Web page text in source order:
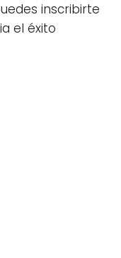
inscribirte
el éxito